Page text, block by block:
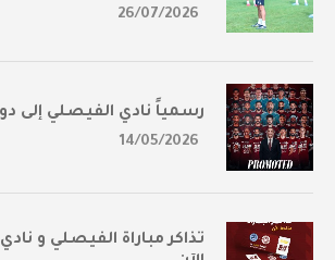
26/07/2026
رسمياً نادي الفيصلي إلى
14/05/2026
تذاكر مباراة الفيصلي و